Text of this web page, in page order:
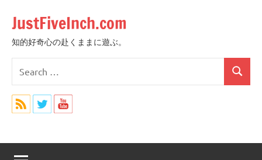
content
JustFiveInch.com
知的好奇心の赴くままに遊ぶ。
for:
Search